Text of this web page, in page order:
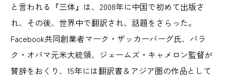
と言われる『三体』は、2008年に中国で初めて出版さ
れ、その後、世界中で翻訳され、話題をさらった。
Facebook共同創業者マーク・ザッカーバーグ氏、バラ
ク・オバマ元米大統領、ジェームズ・キャメロン監督が
賛辞をおくり、15年には翻訳書＆アジア圏の作品として